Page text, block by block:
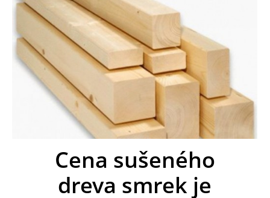
Cena sušeného
dreva smrek je